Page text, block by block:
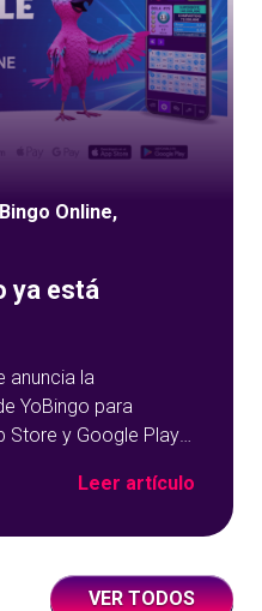
Bingo Online,
ya está
anuncia la
YoBingo para
Store y Google Play
Leer artículo
VER TODOS